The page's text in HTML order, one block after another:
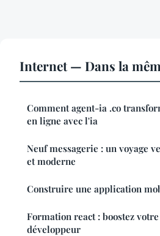
Internet — Dans la
Comment agent-ia .co
en ligne avec l'ia
Neuf messagerie : un voyage
et moderne
Construire une application
Formation react : boostez
développeur